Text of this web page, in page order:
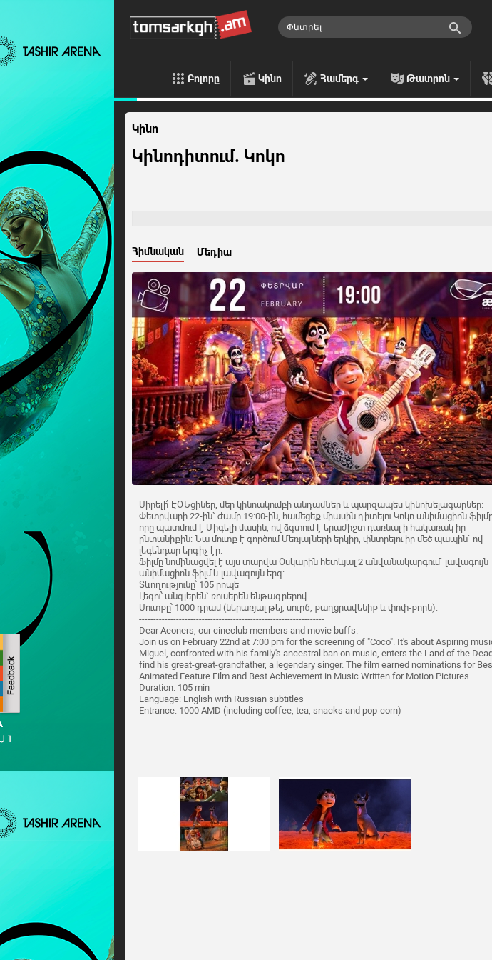
Բոլորը Կինո Համերգ Թատրոն
Կինո
Կինոդիտում. Կոկո
Հիմնական Մեդիա
Սիրելի՛ ԷՕՆցիներ, մեր կինոակումբի անդամներ և պարզապես կինոխելագարներ:
Փետրվարի 22-ին` ժամը 19:00-ին, համեցեք միասին դիտելու Կոկո անիմացիոն
որը պատմում է Միգելի մասին, ով ձգտում է երաժիշտ դառնալ ի հակառակ իր
ընտանիքին: Նա մուտք է գործում Մեռյալների երկիր, փնտրելու իր մեծ պապին` ով
լեգենդար երգիչ էր:
Ֆիլմը նոմինացվել է այս տարվա Օսկարին հետևյալ 2 անվանակարգում` լավագույն
անիմացիոն ֆիլմ և լավագույն երգ:
Տևողությունը՝ 105 րոպե
Լեզու՝ անգլերեն` ռուսերեն ենթագրերով
Մուտքը՝ 1000 դրամ (ներառյալ թեյ, սուրճ, քաղցրավենիք և փոփ-քորն):
-----------------------------------------------------------------
Dear Aeoners, our cineclub members and movie buffs.
Join us on February 22nd at 7:00 pm for the screening of "Coco". It's about Aspiring
Miguel, confronted with his family's ancestral ban on music, enters the Land of the
find his great-great-grandfather, a legendary singer. The film earned nominations for
Animated Feature Film and Best Achievement in Music Written for Motion Pictures.
Duration: 105 min
Language: English with Russian subtitles
Entrance: 1000 AMD (including coffee, tea, snacks and pop-corn)